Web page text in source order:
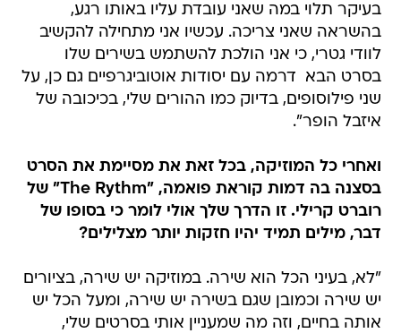
בעיקר תלוי במה שאני עובדת עליו באותו רגע,
בהשראה שאני צריכה. עכשיו אני מתחילה להקשיב
לוודי גטרי, כי אני הולכת להשתמש בשירים שלו
בסרט הבא  דרמה עם יסודות אוטוביגרפיים גם כן, על
שני פילוסופים, בדיוק כמו ההורים שלי, בכיכובה של
איזבל הופר".
ואחרי כל המוזיקה, בכל זאת את מסיימת את הסרט
בסצנה בה דמות קוראת פואמה, "The Rythm" של
רוברט קרילי. זו הדרך שלך אולי לומר כי בסופו של
דבר, מילים תמיד יהיו חזקות יותר מצלילים?
"לא, בעיני הכל הוא שירה. במוזיקה יש שירה, בציורים
יש שירה וכמובן שגם בשירה יש שירה, ומעל הכל יש
אותה בחיים, וזה מה שמעניין אותי בסרטים שלי,